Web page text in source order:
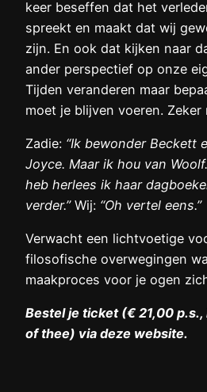
keer beseffen dat het
spreekt en maakt dat wij
zijn. En ook dat kijken naar
ander perspectief op onze
Tijden veranderen maar
moet je blijven voeren. Zeker
Zadie: “Ik bewonder Beckett
Joyce. Maar ik hou van
heb herlees ik haar
verder.” Wij: “Oh vertel eens.”
Verwacht een lichtvoetige
filosofische overwegingen
maakproces voor je ogen
Bestel je ticket (€ 21,00
of thee) via deze website.